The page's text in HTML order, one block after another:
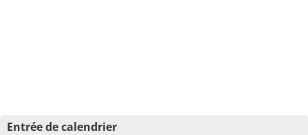
Entrée de calendrier